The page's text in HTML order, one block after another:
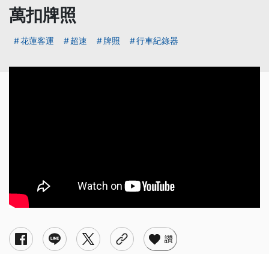
萬扣牌照
花蓮客運 超速 牌照 行車紀錄器
讚